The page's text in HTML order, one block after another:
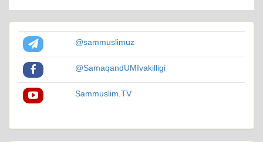
@sammuslimuz
@SamaqandUMIvakilligi
Sammuslim.TV